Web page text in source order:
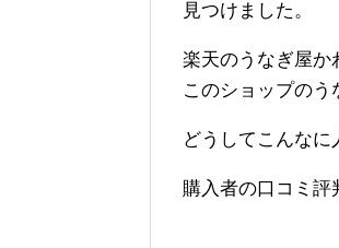
見つけました。
楽天のうなぎ屋か
このショップのう
どうしてこんなに
購入者の口コミ評